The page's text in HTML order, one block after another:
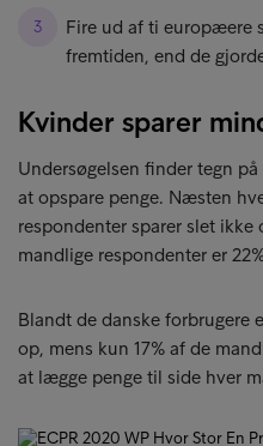
Fire ud af ti europæere
fremtiden, end de
Kvinder sparer
Undersøgelsen finder tegn
at opspare penge. Næsten
respondenter sparer slet
mandlige respondenter er
Blandt de danske forbrugere
op, mens kun 17% af de
at lægge penge til side hver